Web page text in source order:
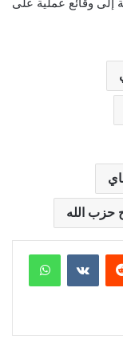
إلى وقائع عملية على
حزب الله